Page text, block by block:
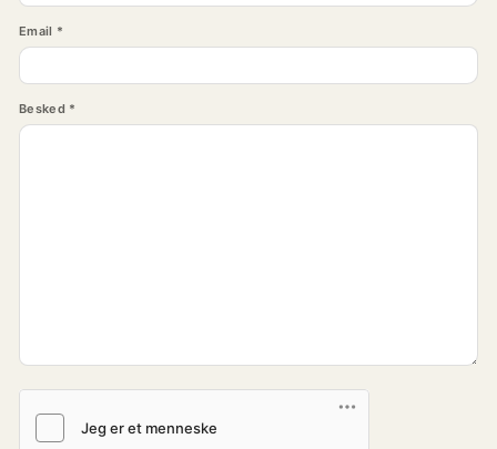
Email *
Besked *